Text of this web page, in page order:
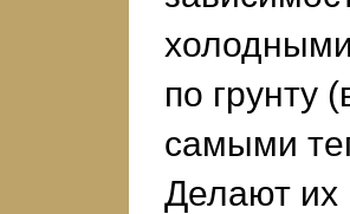
по грунту
самыми
Делают их